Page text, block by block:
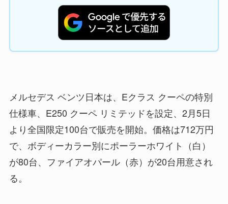
メルセデス ベンツ日本は、Eクラス クーペの特別
仕様車、E250 クーペ リミテッドを設定、2月5日
より全国限定100台で販売を開始。価格は712万円
で、ボディーカラー別にポーラーホワイト（白）
が80台、ファイアオパール（赤）が20台用意され
る。